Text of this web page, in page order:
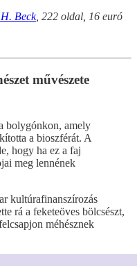
Beck, 222 oldal, 16 euró
művészete
bolygónkon, amely
a bioszférát. A
hogy ha ez a faj
meg lennének
kultúrafinanszírozás
rá a feketeöves bölcsészt,
méhésznek